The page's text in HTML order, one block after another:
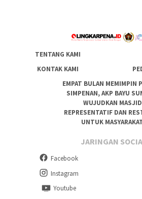
TENTANG KAMI
KONTAK KAMI
EMPAT BULAN MEMIMPIN
SIMPENAN, AKP BAYU
WUJUDKAN MASJID
REPRESENTATIF DAN
UNTUK
JARINGAN
Facebook
Instagram
Youtube